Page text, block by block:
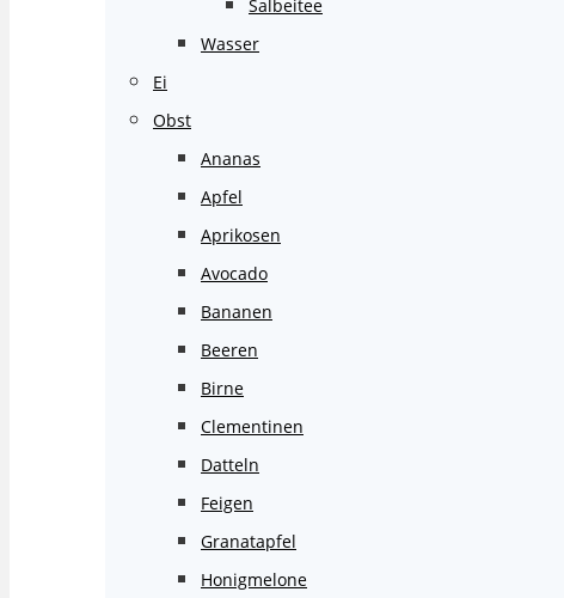
Salbeitee
Wasser
Ei
Obst
Ananas
Apfel
Aprikosen
Avocado
Bananen
Beeren
Birne
Clementinen
Datteln
Feigen
Granatapfel
Honigmelone